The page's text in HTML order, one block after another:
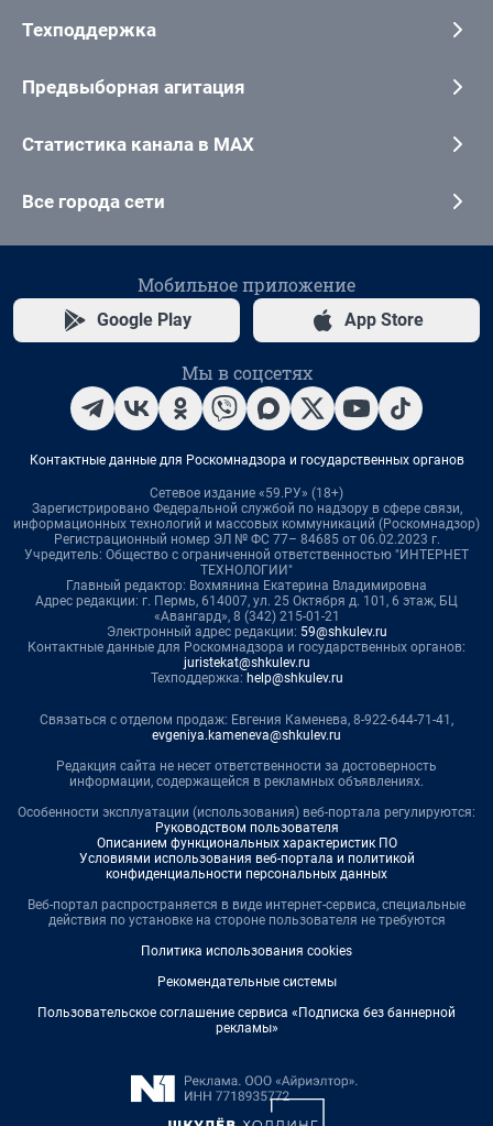
Техподдержка
Предвыборная агитация
Статистика канала в MAX
Все города сети
Мобильное приложение
Google Play App Store
Мы в соцсетях
Контактные данные для Роскомнадзора и государственных органов
Сетевое издание «59.РУ» (18+)
Зарегистрировано Федеральной службой по надзору в сфере связи,
информационных технологий и массовых коммуникаций (Роскомнадзор)
Регистрационный номер ЭЛ № ФС 77– 84685 от 06.02.2023 г.
Учредитель: Общество с ограниченной ответственностью "ИНТЕРНЕТ
ТЕХНОЛОГИИ"
Главный редактор: Вохмянина Екатерина Владимировна
Адрес редакции: г. Пермь, 614007, ул. 25 Октября д. 101, 6 этаж, БЦ
«Авангард», 8 (342) 215-01-21
Электронный адрес редакции: 59@shkulev.ru
Контактные данные для Роскомнадзора и государственных органов:
juristekat@shkulev.ru
Техподдержка: help@shkulev.ru
Связаться с отделом продаж: Евгения Каменева, 8-922-644-71-41,
evgeniya.kameneva@shkulev.ru
Редакция сайта не несет ответственности за достоверность
информации, содержащейся в рекламных объявлениях.
Особенности эксплуатации (использования) веб-портала регулируются:
Руководством пользователя
Описанием функциональных характеристик ПО
Условиями использования веб-портала и политикой
конфиденциальности персональных данных
Веб-портал распространяется в виде интернет-сервиса, специальные
действия по установке на стороне пользователя не требуются
Политика использования cookies
Рекомендательные системы
Пользовательское соглашение сервиса «Подписка без баннерной
рекламы»